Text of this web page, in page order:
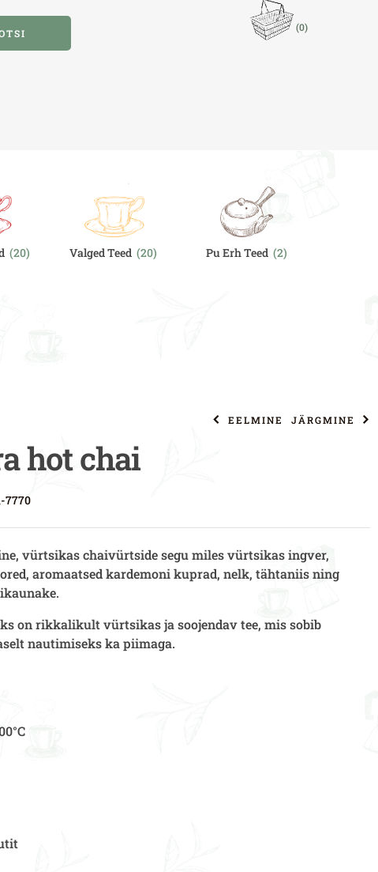
(0)
(20) Valged Teed (20) Pu Erh Teed (2)
EELMINE JÄRGMINE
hot chai
7770
vürtsikas chaivürtside segu miles vürtsikasingver,
aromaatsedkardemoni kuprad,nelk,tähtaniisning
.
on rikkalikult vürtsikas ja soojendav tee, mis sobib
nautimiseks ka piimaga.